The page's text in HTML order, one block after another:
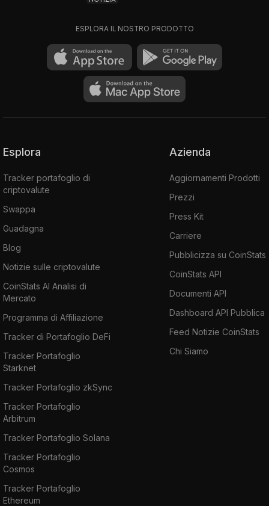
ESPLORA IL NOSTRO PRODOTTO
Esplora
Tracker portafoglio di
criptovalute
Swappa
Guadagna
Blog
Notizie sulle criptovalute
CoinStats AI Analisi di
Mercato
Programma di Affiliazione
Tracker di Portafoglio DeFi
Tracker Portafoglio
Starknet
Tracker Portafoglio zkSync
Tracker Portafoglio
Arbitrum
Tracker Portafoglio Solana
Tracker Portafoglio
Cosmos
Tracker Portafoglio
Ethereum
Azienda
Aggiornamenti Prodotti
Prezzi
Press Kit
Carriere
Pubblicizza su CoinStats
CoinStats API
Documenti API
Dashboard API Pubblica
Feed Notizie CoinStats
Chi Siamo